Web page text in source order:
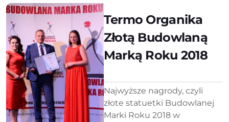
Termo Organika
Złotą Budowlaną
Marką Roku 2018
Najwyższe nagrody, czyli
złote statuetki Budowlanej
Marki Roku 2018 w